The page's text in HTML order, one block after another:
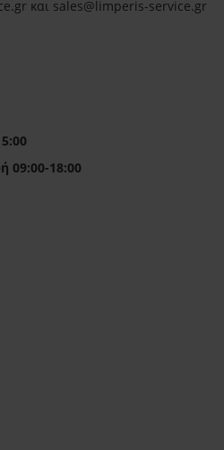
και sales@limperis-service.gr
09:00-18:00